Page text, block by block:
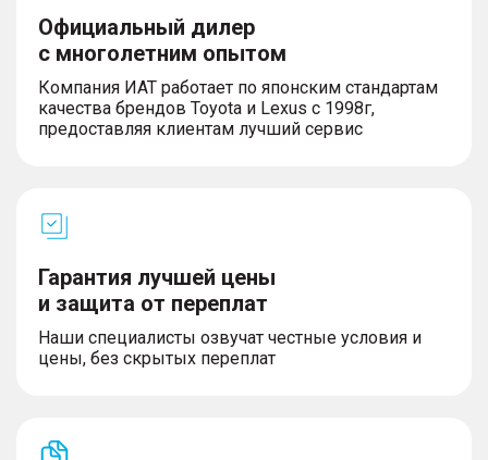
Официальный дилер
с многолетним опытом
Компания ИАТ работает по японским стандартам
качества брендов Toyota и Lexus с 1998г,
предоставляя клиентам лучший сервис
Гарантия лучшей цены
и защита от переплат
Наши специалисты озвучат честные условия и
цены, без скрытых переплат